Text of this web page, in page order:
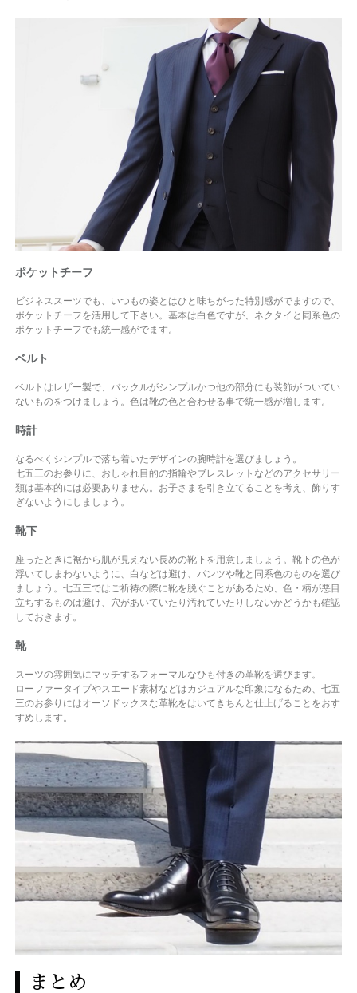
ポケットチーフ
ビジネススーツでも、いつもの姿とはひと味ちがった特別感がでますので、
ポケットチーフを活用して下さい。基本は白色ですが、ネクタイと同系色の
ポケットチーフでも統一感がでます。
ベルト
ベルトはレザー製で、バックルがシンプルかつ他の部分にも装飾がついてい
ないものをつけましょう。色は靴の色と合わせる事で統一感が増します。
時計
なるべくシンプルで落ち着いたデザインの腕時計を選びましょう。
七五三のお参りに、おしゃれ目的の指輪やブレスレットなどのアクセサリー
類は基本的には必要ありません。お子さまを引き立てることを考え、飾りす
ぎないようにしましょう。
靴下
座ったときに裾から肌が見えない長めの靴下を用意しましょう。靴下の色が
浮いてしまわないように、白などは避け、パンツや靴と同系色のものを選び
ましょう。七五三ではご祈祷の際に靴を脱ぐことがあるため、色・柄が悪目
立ちするものは避け、穴があいていたり汚れていたりしないかどうかも確認
しておきます。
靴
スーツの雰囲気にマッチするフォーマルなひも付きの革靴を選びます。
ローファータイプやスエード素材などはカジュアルな印象になるため、七五
三のお参りにはオーソドックスな革靴をはいてきちんと仕上げることをおす
すめします。
まとめ